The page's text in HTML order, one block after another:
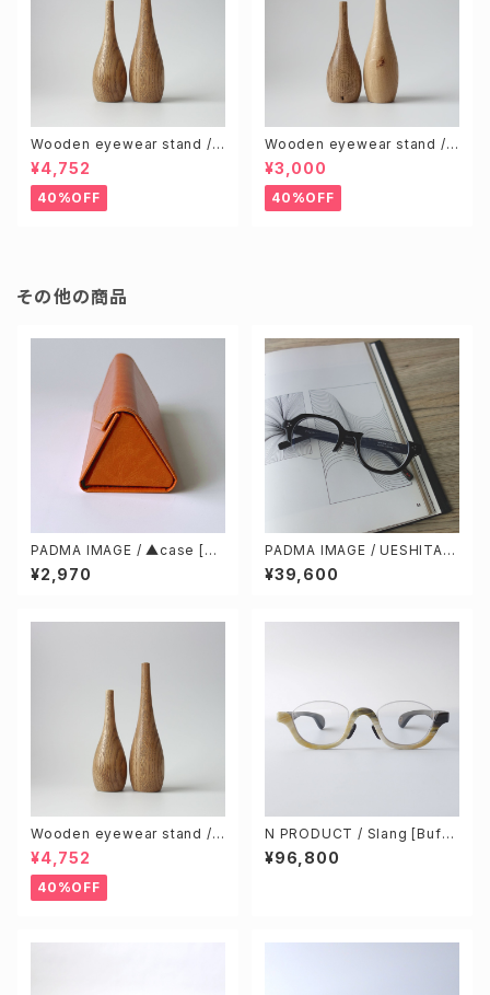
Wooden eyewear stand /
Brown (S & L size 2pcs)
¥4,752
40%OFF
Wooden eyewear stand /
Knotty (Random 2pcs)
¥3,000
40%OFF
その他の商品
PADMA IMAGE / ▲case [ca
ramel] & cleaning cloth
¥2,970
PADMA IMAGE / UESHITA c
ol.1 [black / stone gray]
¥39,600
Wooden eyewear stand /
Brown (S & L size 2pcs)
¥4,752
40%OFF
N PRODUCT / Slang [Buffa
lo horn]
¥96,800